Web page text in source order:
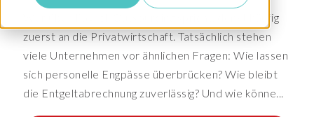
Wer über Payroll Outsourcing spricht, denkt häufig
zuerst an die Privatwirtschaft. Tatsächlich stehen
viele Unternehmen vor ähnlichen Fragen: Wie lassen
sich personelle Engpässe überbrücken? Wie bleibt
die Entgeltabrechnung zuverlässig? Und wie könne...